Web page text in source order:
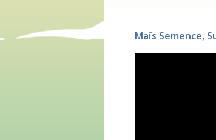
Maïs Semence,